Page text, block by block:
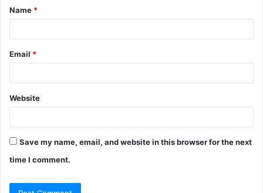
*
Name *
Email *
Website
Save my name, email, and website in this browser for the next
time I comment.